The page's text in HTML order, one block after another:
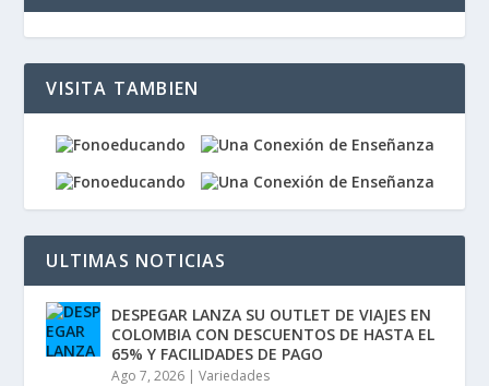
VISITA TAMBIEN
ULTIMAS NOTICIAS
DESPEGAR LANZA SU OUTLET DE VIAJES EN
COLOMBIA CON DESCUENTOS DE HASTA EL
65% Y FACILIDADES DE PAGO
Ago 7, 2026 |Variedades